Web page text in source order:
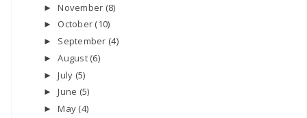
►November (8)
► October (10)
► September (4)
►August (6)
►July (5)
►June (5)
►May (4)